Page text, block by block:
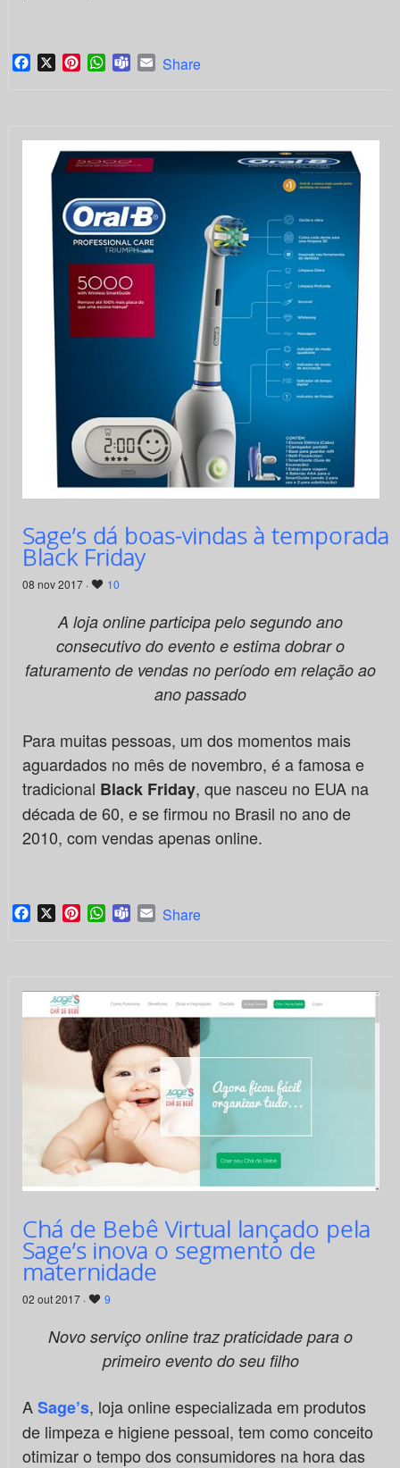
Facebook
X PinterestWhatsApp
TeamsEmail
Share
Sage’s dá boas-vindas à temporada
Black Friday
08 nov 2017 · 10
A loja online participa pelo segundo ano
consecutivo do evento e estima dobrar o
faturamento de vendas no período em relação ao
ano passado
Para muitas pessoas, um dos momentos mais
aguardados no mês de novembro, é a famosa e
tradicional Black Friday, que nasceu no EUA na
década de 60, e se firmou no Brasil no ano de
2010, com vendas apenas online.
Facebook
X PinterestWhatsApp
TeamsEmail
Share
Chá de Bebê Virtual lançado pela
Sage’s inova o segmento de
maternidade
02 out 2017 · 9
Novo serviço online traz praticidade para o
primeiro evento do seu filho
ASage’s, loja online especializada em produtos
de limpeza e higiene pessoal, tem como conceito
otimizar o tempo dos consumidores na hora das